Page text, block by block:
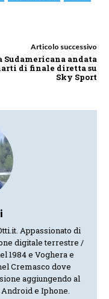
Articolo successivo
Sudamericana andata
di finale diretta su
Sky Sport
Appassionato di
digitale terrestre /
1984 e Voghera e
Cremasco dove
aggiungendo al
e Iphone.